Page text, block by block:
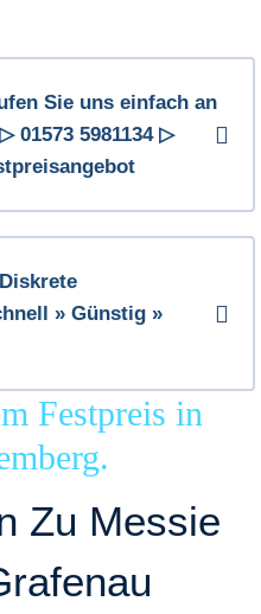
Sie uns einfach an
01573 5981134 ▷
» Günstig »
Festpreis in
Zu Messie